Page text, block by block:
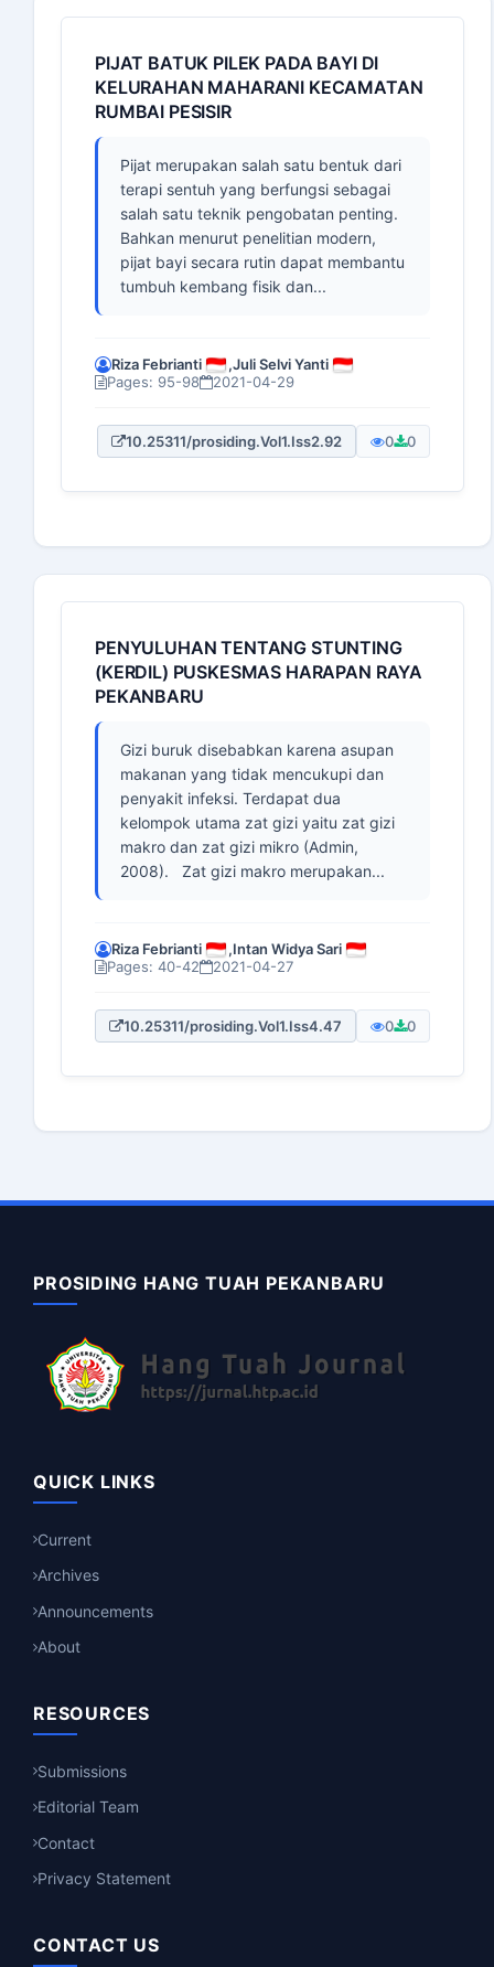
PIJAT BATUK PILEK PADA BAYI DI
KELURAHAN MAHARANI KECAMATAN
RUMBAI PESISIR
Pijat merupakan salah satu bentuk dari
terapi sentuh yang berfungsi sebagai
salah satu teknik pengobatan penting.
Bahkan menurut penelitian modern,
pijat bayi secara rutin dapat membantu
tumbuh kembang fisik dan...
Riza Febrianti ,Juli Selvi Yanti
Pages: 95-98
2021-04-29
10.25311/prosiding.Vol1.Iss2.92 0 0
PENYULUHAN TENTANG STUNTING
(KERDIL) PUSKESMAS HARAPAN RAYA
PEKANBARU
Gizi buruk disebabkan karena asupan
makanan yang tidak mencukupi dan
penyakit infeksi. Terdapat dua
kelompok utama zat gizi yaitu zat gizi
makro dan zat gizi mikro (Admin,
2008). Zat gizi makro merupakan...
Riza Febrianti ,Intan Widya Sari
Pages: 40-42
2021-04-27
10.25311/prosiding.Vol1.Iss4.47 0 0
PROSIDING HANG TUAH PEKANBARU
QUICK LINKS
Current
Archives
Announcements
About
RESOURCES
Submissions
Editorial Team
Contact
Privacy Statement
CONTACT US